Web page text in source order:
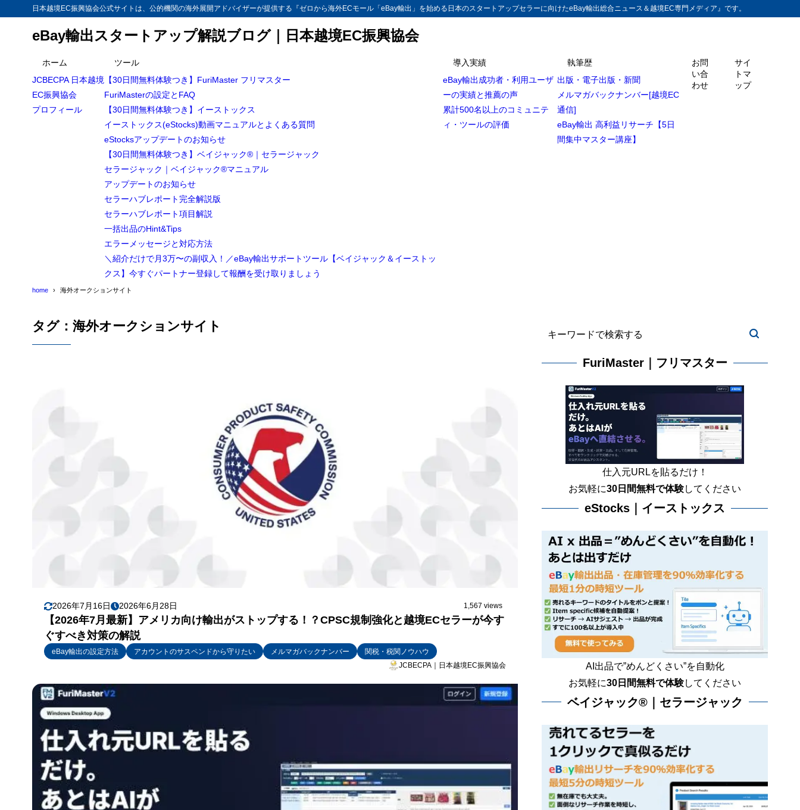
日本越境EC振興協会公式サイトは、公的機関の海外展開アドバイザーが提供する『ゼロから海外ECモール「eBay輸出」を始める日本のスタートアップセラーに向けたeBay輸出総合ニュース＆越境EC専門メディア』です。
eBay輸出スタートアップ解説ブログ｜日本越境EC振興協会
ホーム
JCBECPA 日本越境
EC振興協会
プロフィール
ツール
【30日間無料体験つき】FuriMaster フリマスター
FuriMasterの設定とFAQ
【30日間無料体験つき】イーストックス
イーストックス(eStocks)動画マニュアルとよくある質問
eStocksアップデートのお知らせ
【30日間無料体験つき】ベイジャック®｜セラージャック
セラージャック｜ベイジャック®マニュアル
アップデートのお知らせ
セラーハブレポート完全解説版
セラーハブレポート項目解説
一括出品のHint&Tips
エラーメッセージと対応方法
＼紹介だけで月3万〜の副収入！／eBay輸出サポートツール【ベイジャック＆イーストッ
クス】今すぐパートナー登録して報酬を受け取りましょう
導入実績
eBay輸出成功者・利用ユーザ
ーの実績と推薦の声
累計500名以上のコミュニテ
ィ・ツールの評価
執筆歴
出版・電子出版・新聞
メルマガバックナンバー[越境EC
通信]
eBay輸出 高利益リサーチ【5日
間集中マスター講座】
お問
い合
わせ
サイ
トマ
ップ
home 海外オークションサイト
タグ：海外オークションサイト
2026年7月16日 2026年6月28日 1,567 views
【2026年7月最新】アメリカ向け輸出がストップする！？CPSC規制強化と越境ECセラーが今す
ぐすべき対策の解説
eBay輸出の設定方法 アカウントのサスペンドから守りたい メルマガバックナンバー
関税・税関ノウハウ
JCBECPA｜日本越境EC振興協会
FuriMaster｜フリマスター
仕入元URLを貼るだけ！
お気軽に30日間無料で体験してください
eStocks｜イーストックス
AI出品で”めんどくさい”を自動化
お気軽に30日間無料で体験してください
ベイジャック®｜セラージャック